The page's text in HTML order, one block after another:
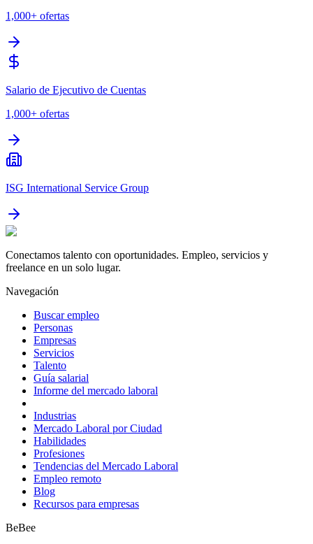
1,000+ ofertas
Salario de Ejecutivo de Cuentas
1,000+ ofertas
ISG International Service Group
Conectamos talento con oportunidades. Empleo, servicios y
freelance en un solo lugar.
Navegación
Buscar empleo
Personas
Empresas
Servicios
Talento
Guía salarial
Informe del mercado laboral
Industrias
Mercado Laboral por Ciudad
Habilidades
Profesiones
Tendencias del Mercado Laboral
Empleo remoto
Blog
Recursos para empresas
BeBee